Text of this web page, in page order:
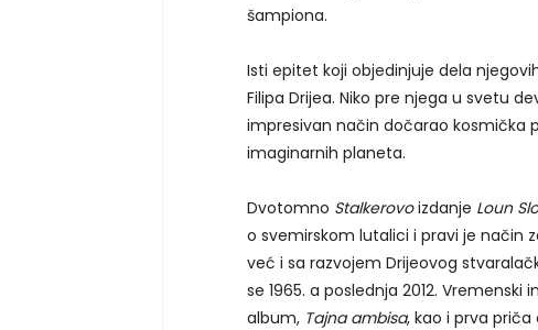
šampiona.
Isti epitet koji objedinjuje dela
Filipa Drijea. Niko pre njega u svetu
impresivan način dočarao kosmička
imaginarnih planeta.
Dvotomno Stalkerovoizdanje Loun
o svemirskom lutalici i pravi je način
već i sa razvojem Drijeovog
se 1965. a poslednja 2012.
album, Tajna ambisa, kao i prva